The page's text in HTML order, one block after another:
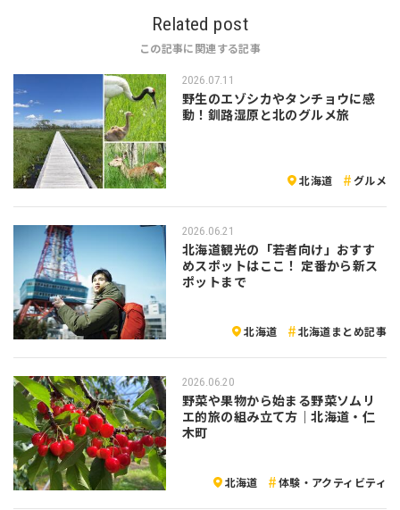
Related post
この記事に関連する記事
2026.07.11
野生のエゾシカやタンチョウに感
動！釧路湿原と北のグルメ旅
北海道 グルメ
2026.06.21
北海道観光の「若者向け」おすす
めスポットはここ！ 定番から新ス
ポットまで
北海道 北海道まとめ記事
2026.06.20
野菜や果物から始まる野菜ソムリ
エ的旅の組み立て方｜北海道・仁
木町
北海道 体験・アクティビティ